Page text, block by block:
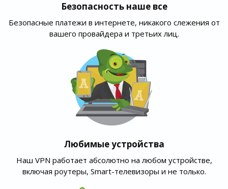
Безопасность наше все
Безопасные платежи в интернете, никакого слежения от
вашего провайдера и третьих лиц.
Любимые устройства
Наш VPN работает абсолютно на любом устройстве,
включая роутеры, Smart-телевизоры и не только.